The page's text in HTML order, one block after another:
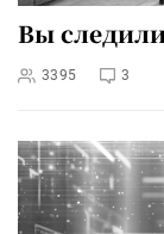
Вы
3395 3